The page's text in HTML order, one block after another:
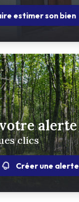
estimer son bien
alerte
clics
Créer une alerte